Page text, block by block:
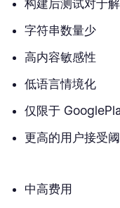
构建后测试对于
字符串数量少
高内容敏感性
低语言情境化
仅限于
更高的用户接受
中高费用